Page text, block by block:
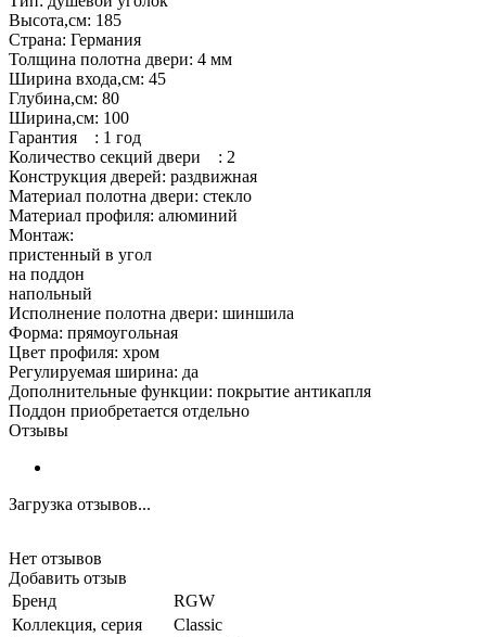
Высота,см: 185
Страна: Германия
Толщина полотна двери: 4 мм
Ширина входа,см: 45
Глубина,см: 80
Ширина,см: 100
Гарантия : 1 год
Количество секций двери : 2
Конструкция дверей: раздвижная
Материал полотна двери: стекло
Материал профиля: алюминий
Монтаж:
пристенный в угол
на поддон
напольный
Исполнение полотна двери: шиншила
Форма: прямоугольная
Цвет профиля: хром
Регулируемая ширина: да
Дополнительные функции: покрытие антикапля
Поддон приобретается отдельно
Отзывы
Загрузка отзывов...
Нет отзывов
Добавить отзыв
Бренд
RGW
Коллекция, серия
Classic